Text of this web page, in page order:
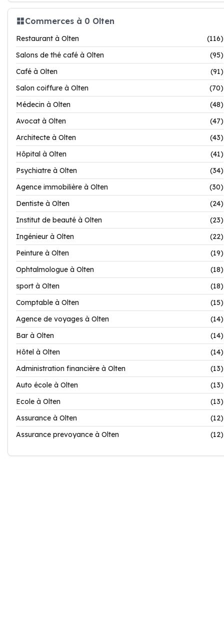
Commerces à 0 Olten
Restaurant à Olten
(116)
Salons de thé café à Olten
(95)
Café à Olten
(91)
Salon coiffure à Olten
(70)
Médecin à Olten
(48)
Avocat à Olten
(47)
Architecte à Olten
(43)
Hôpital à Olten
(41)
Psychiatre à Olten
(34)
Agence immobilière à Olten
(30)
Dentiste à Olten
(24)
Institut de beauté à Olten
(23)
Ingénieur à Olten
(22)
Peinture à Olten
(19)
Ophtalmologue à Olten
(18)
sport à Olten
(18)
Comptable à Olten
(15)
Agence de voyages à Olten
(14)
Bar à Olten
(14)
Hôtel à Olten
(14)
Administration financière à Olten
(13)
Auto école à Olten
(13)
Ecole à Olten
(13)
Assurance à Olten
(12)
Assurance prevoyance à Olten
(12)